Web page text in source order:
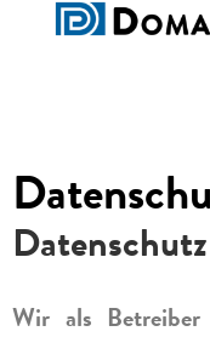
Datenschutz
Wir als Betreiber